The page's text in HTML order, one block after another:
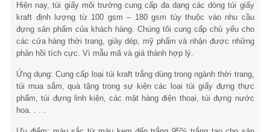
Hiện nay, túi giấy môi trường cung cấp đa dạng các dòng túi giấy
kraft định lượng từ 100 gsm – 180 gsm tùy thuộc vào nhu cầu
đựng sản phẩm của khách hàng. Chúng tôi cung cấp chủ yếu cho
các cửa hàng thời trang, giày dép, mỹ phẩm và nhận được những
phản hồi tích cực. Vì mẫu mã và giá thành hợp lý.
Ứng dụng: Cung cấp loại túi kraft trắng dùng trong ngành thời trang,
túi mua sắm, quà tặng trong sự kiện các loại túi giấy đựng thực
phẩm, túi đựng linh kiện, các mặt hàng điện thoại, túi đựng nước
hoa. . . .